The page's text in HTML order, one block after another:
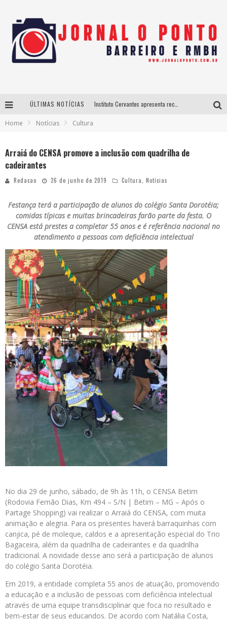
ÚLTIMAS NOTÍCIAS
Home Notícias Cultura
Arraiá do CENSA promove a inclusão com quadrilha de
cadeirantes
Redacao 26 de junho de 2019 Cultura Notícias
Festança terá a participação de alunos do colégio Santa Dorotéia;
comidas típicas e muitas brincadeiras farão parte da festa. O
CENSA está prestes a completar 55 anos e é referência nacional no
atendimento a pessoas com deficiência intelectual
No dia 29 de junho, sábado, de 9h às 11h, o CENSA Betim
(Rodovia Fernão Dias, Km 494 – S/N | Betim – MG – Após o
Partage Shopping) vai realizar o Arraiá do CENSA, com muita
animação e alegria. Para os presentes haverá barraquinhas com
canjica, pé de moleque, caldos e a apresentação especial do Trio
Bagaceira, além da quadrilha de cadeirantes e da quadrilha
tradicional. A novidade desse ano será a participação de alunos
do colégio Santa Dorotéia.
Em 2019, a entidade completa 55 anos de atuação, promovendo
a educação e a inclusão de pessoas com deficiência intelectual
através de uma equipe transdisciplinar que foca no resultado e
bem-estar de seus educandos. De acordo com Natália Costa,